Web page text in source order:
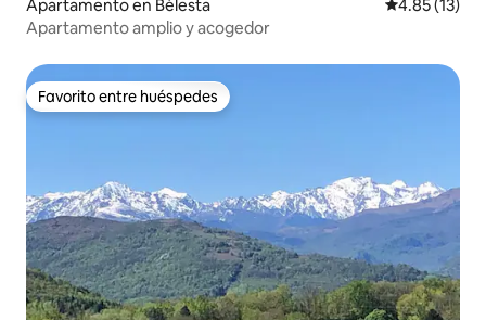
Apartamento en Bélesta Calificación
4.85 (13)
Apartamento amplio y acogedor
Favorito entre huéspedes
Favorito entre huéspedes